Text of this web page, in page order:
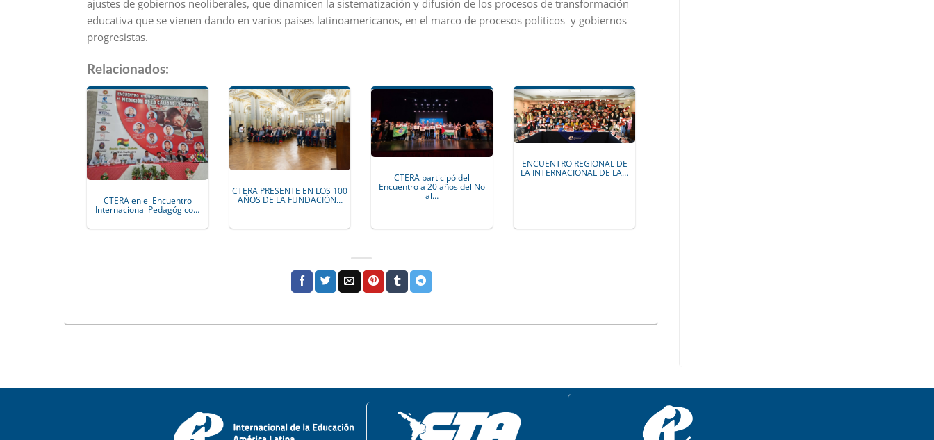
ajustes de gobiernos neoliberales, que dinamicen la sistematización y difusión de los procesos de transformación
educativa que se vienen dando en varios países latinoamericanos, en el marco de procesos políticos y gobiernos
progresistas.
Relacionados:
CTERA en el Encuentro
Internacional Pedagógico…
CTERA PRESENTE EN LOS 100
AÑOS DE LA FUNDACIÓN…
CTERA participó del
Encuentro a 20 años del No
al…
ENCUENTRO REGIONAL DE
LA INTERNACIONAL DE LA…